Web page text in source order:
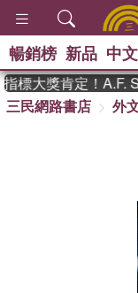
暢銷榜 新品 中文
大獎肯定！A.F.
三民網路書店
外